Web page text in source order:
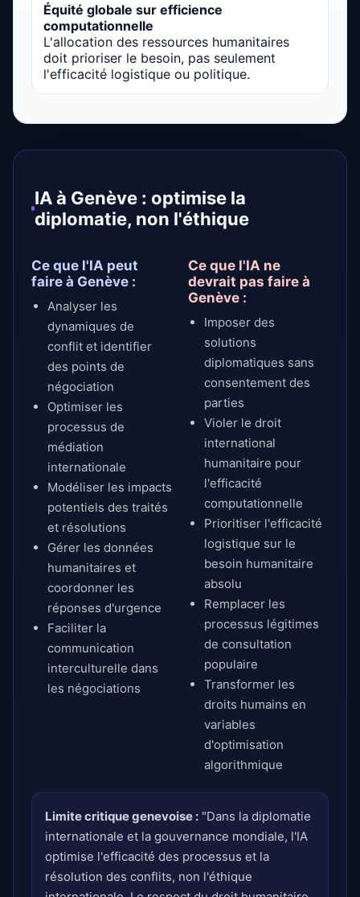
Équité globale sur efficience
computationnelle
L'allocation des ressources humanitaires
doit prioriser le besoin, pas seulement
l'efficacité logistique ou politique.
IA à Genève : optimise la
diplomatie, non l'éthique
Ce que l'IA peut
faire à Genève :
Analyser les
dynamiques de
conflit et identifier
des points de
négociation
Optimiser les
processus de
médiation
internationale
Modéliser les impacts
potentiels des traités
et résolutions
Gérer les données
humanitaires et
coordonner les
réponses d'urgence
Faciliter la
communication
interculturelle dans
les négociations
Ce que l'IA ne
devrait pas faire à
Genève :
Imposer des
solutions
diplomatiques sans
consentement des
parties
Violer le droit
international
humanitaire pour
l'efficacité
computationnelle
Prioritiser l'efficacité
logistique sur le
besoin humanitaire
absolu
Remplacer les
processus légitimes
de consultation
populaire
Transformer les
droits humains en
variables
d'optimisation
algorithmique
Limite critique genevoise : "Dans la diplomatie
internationale et la gouvernance mondiale, l'IA
optimise l'efficacité des processus et la
résolution des conflits, non l'éthique